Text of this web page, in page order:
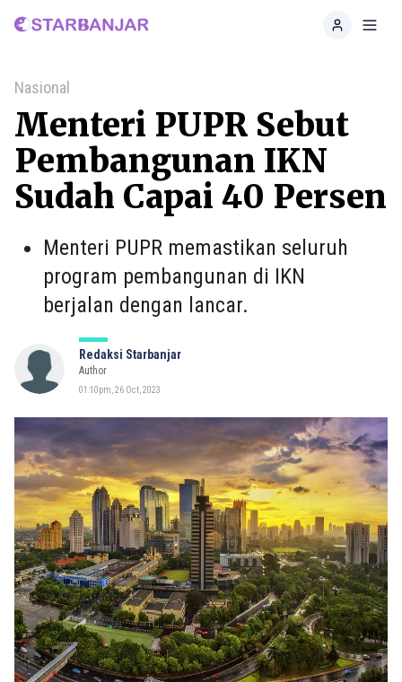
Home
Nasional
Menteri PUPR Sebut
Pembangunan IKN
Sudah Capai 40 Persen
Menteri PUPR memastikan seluruh
program pembangunan di IKN
berjalan dengan lancar.
Redaksi Starbanjar
Author
01:10pm, 26 Oct, 2023